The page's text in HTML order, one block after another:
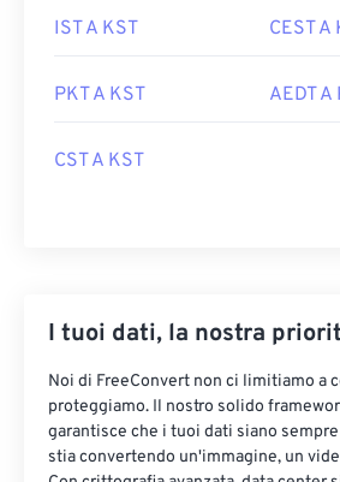
IST A KST CEST A
PKT A KST AEDT A
CST A KST
I tuoi dati, la nostra
Noi di FreeConvert non ci limitiamo a
proteggiamo. Il nostro solido
garantisce che i tuoi dati siano
stia convertendo un'immagine, un